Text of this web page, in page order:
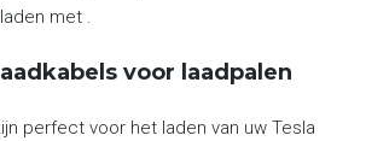
met .
voor laadpalen
perfect voor het laden van uw Tesla